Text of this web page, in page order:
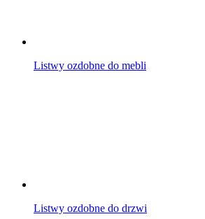
Listwy ozdobne do mebli
Listwy ozdobne do drzwi